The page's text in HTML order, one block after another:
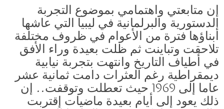
إن متابعتي واهتمامي بموضوع التجربة
الدستورية والبرلمانية في ليبيا التي عاشها
أبناؤها فترة من الأعوام في ظروف مختلفة
تلاحقت وتباينت ثم ظلت بعيدة وراء الأفق
في أطياف التاريخ وانتهت بتجربة نيابية
ديمقراطية رغم العثرات دامت ثمانية عشر
عاما إلى 1969 حيث تعطلت وتوقفت.. إن
ذلك يعود إلى أيام بعيدة ماضيات إقتربت